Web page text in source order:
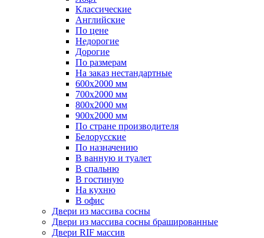
Классические
Английские
По цене
Недорогие
Дорогие
По размерам
На заказ нестандартные
600х2000 мм
700х2000 мм
800х2000 мм
900х2000 мм
По стране производителя
Белорусские
По назначению
В ванную и туалет
В спальню
В гостиную
На кухню
В офис
Двери из массива сосны
Двери из массива сосны брашированные
Двери RIF массив